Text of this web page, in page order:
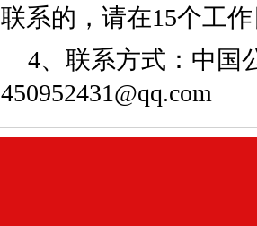
联系的，请在15个工
4、联系方式：中国
450952431@qq.com